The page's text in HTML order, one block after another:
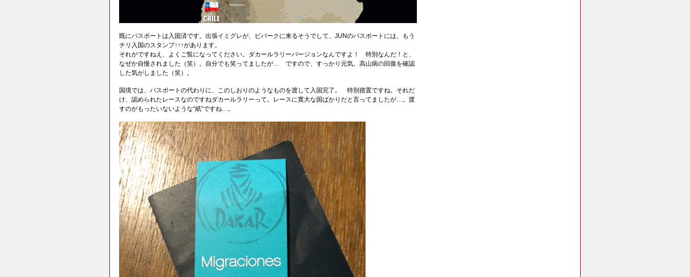
既にパスポートは入国済です。出張イミグレが、ビバークに来るそうでして、JUNのパスポートには、もう
チリ入国のスタンプ↑↑↑があります。
それがですねえ、よくご覧になってください。ダカールラリーバージョンなんですよ！ 特別なんだ！と、
なぜか自慢されました（笑）。自分でも笑ってましたが… ですので、すっかり元気。高山病の回復を確認
した気がしました（笑）。
国境では、パスポートの代わりに、このしおりのようなものを渡して入国完了。 特別措置ですね。それだ
け、認められたレースなのですねダカールラリーって。レースに寛大な国ばかりだと言ってましたが…。渡
すのがもったいないような“紙”ですね…。